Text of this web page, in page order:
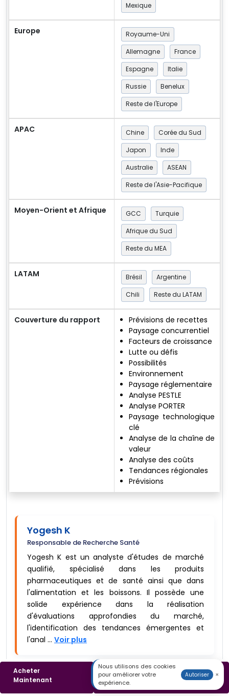
Mexique
Europe
Royaume-Uni
Allemagne
France
Espagne
Italie
Russie
Benelux
Reste de l'Europe
APAC Chine
Corée du Sud
Japon
Inde
Australie
ASEAN
Reste de l'Asie-Pacifique
Moyen-Orient et Afrique GCC
Turquie
Afrique du Sud
Reste du MEA
LATAM Brésil
Argentine
Chili
Reste du LATAM
Couverture du rapport
Prévisions de recettes
Paysage concurrentiel
Facteurs de croissance
Lutte ou défis
Possibilités
Environnement
Paysage réglementaire
Analyse PESTLE
Analyse PORTER
Paysage technologique
clé
Analyse de la chaîne de
valeur
Analyse des coûts
Tendances régionales
Prévisions
Yogesh K
Responsable de Recherche Santé
Yogesh K est un analyste d'études de marché
qualifié, spécialisé dans les produits
pharmaceutiques et de santé ainsi que dans
l'alimentation et les boissons. Il possède une
solide expérience dans la réalisation
d'évaluations approfondies du marché,
l'identification des tendances émergentes et
l'anal ... Voir plus
Key Questions Answered in the Report
Acheter
Maintenant
Télécharger un
Échantillon
Nous utilisons des cookies
pour améliorer votre
expérience.
Autoriser ×